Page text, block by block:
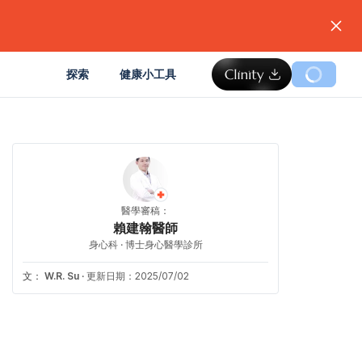
探索 健康小工具
醫學審稿：
賴建翰醫師
身心科 · 博士身心醫學診所
文： W.R. Su · 更新日期：2025/07/02